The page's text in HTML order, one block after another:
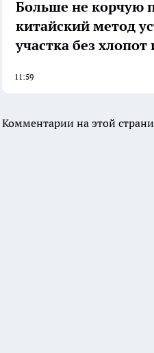
Больше не корчую
китайский метод
участка без
11:59
Комментарии на этой